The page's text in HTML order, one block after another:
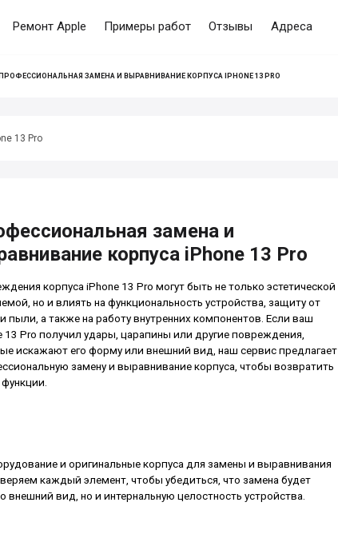
Ремонт Apple Примеры работ Отзывы Адреса
ПРОФЕССИОНАЛЬНАЯ ЗАМЕНА И ВЫРАВНИВАНИЕ КОРПУСА IPHONE 13 PRO
13 Pro
замена и
корпуса iPhone 13 Pro
корпуса iPhone 13 Pro могут быть не только эстетической
но и влиять на функциональность устройства, защиту от
пыли, а также на работу внутренних компонентов. Если ваш
13 Pro получил удары, царапины или другие повреждения,
искажают его форму или внешний вид, наш сервис предлагает
замену и выравнивание корпуса, чтобы возвратить
и оригинальные корпуса для замены и выравнивания
каждый элемент, чтобы убедиться, что замена будет
внешний вид, но и интернальную целостность устройства.